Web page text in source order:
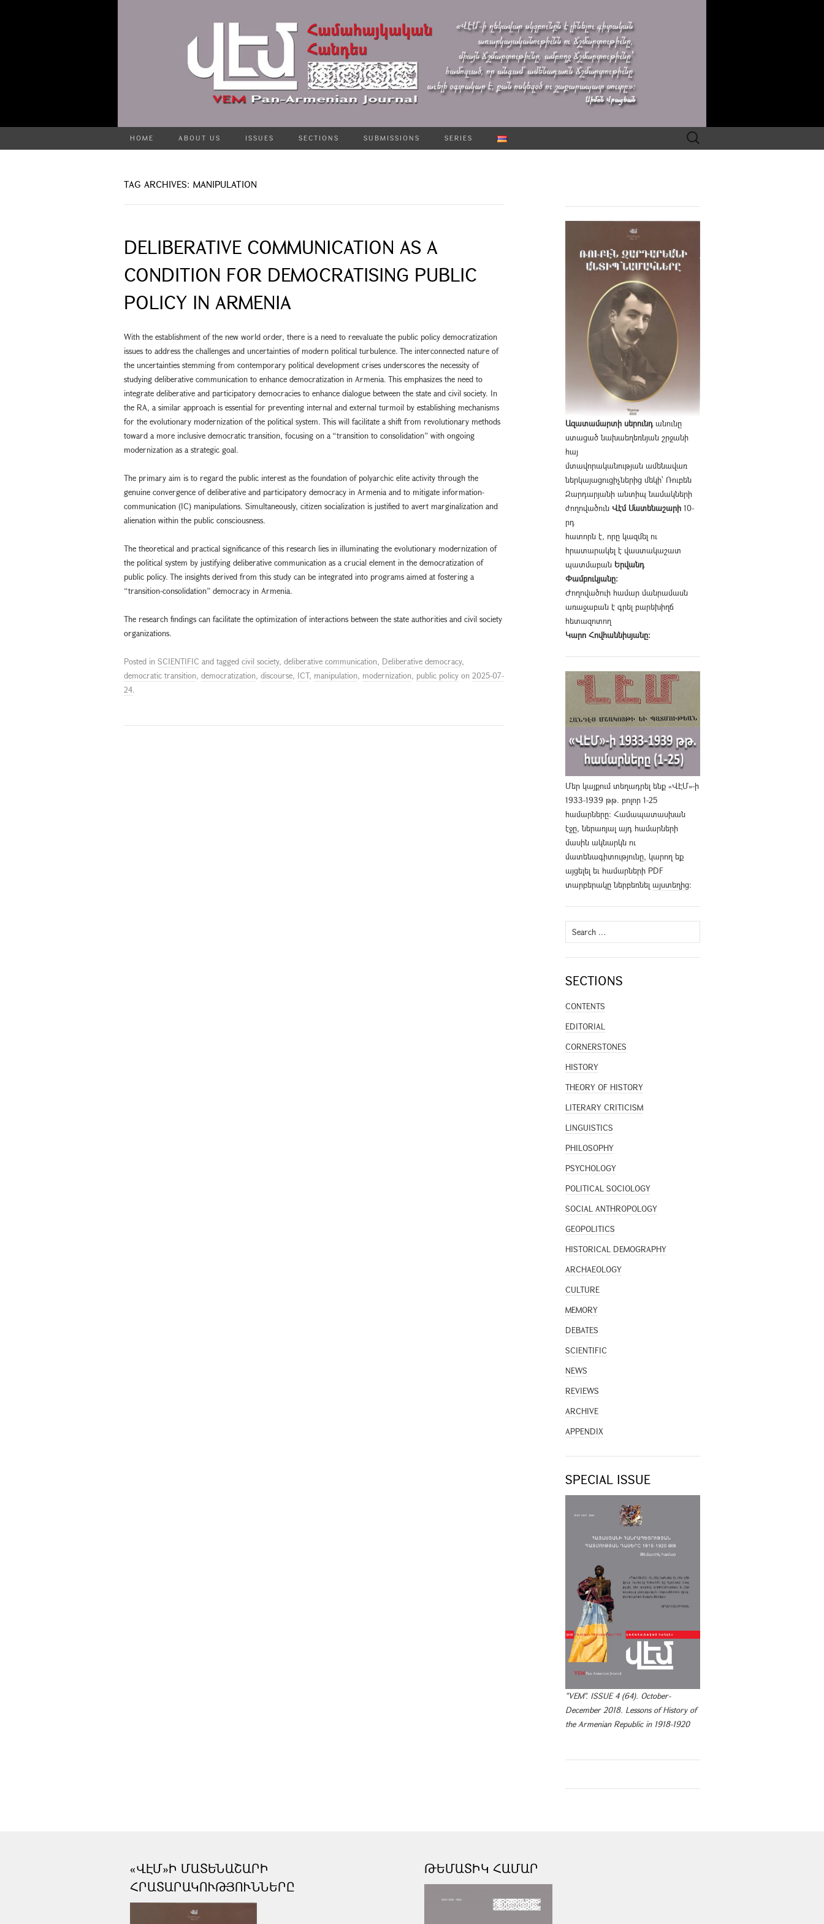
HOME ABOUT US ISSUES SECTIONS SUBMISSIONS SERIES
Search
for:
TAG ARCHIVES: MANIPULATION
DELIBERATIVE COMMUNICATION AS A
CONDITION FOR DEMOCRATISING PUBLIC
POLICY IN ARMENIA
With the establishment of the new world order, there is a need to reevaluate the public policy democratization
issues to address the challenges and uncertainties of modern political turbulence. The interconnected nature of
the uncertainties stemming from contemporary political development crises underscores the necessity of
studying deliberative communication to enhance democratization in Armenia. This emphasizes the need to
integrate deliberative and participatory democracies to enhance dialogue between the state and civil society. In
the RA, a similar approach is essential for preventing internal and external turmoil by establishing mechanisms
for the evolutionary modernization of the political system. This will facilitate a shift from revolutionary methods
toward a more inclusive democratic transition, focusing on a “transition to consolidation” with ongoing
modernization as a strategic goal.
The primary aim is to regard the public interest as the foundation of polyarchic elite activity through the
genuine convergence of deliberative and participatory democracy in Armenia and to mitigate information-
communication (IC) manipulations. Simultaneously, citizen socialization is justified to avert marginalization and
alienation within the public consciousness.
The theoretical and practical significance of this research lies in illuminating the evolutionary modernization of
the political system by justifying deliberative communication as a crucial element in the democratization of
public policy. The insights derived from this study can be integrated into programs aimed at fostering a
“transition-consolidation” democracy in Armenia.
The research findings can facilitate the optimization of interactions between the state authorities and civil society
organizations.
Posted in SCIENTIFIC and tagged civil society, deliberative communication, Deliberative democracy,
democratic transition, democratization, discourse, ICT, manipulation, modernization, public policy on 2025-07-
24.
Ազատամարտի սերունդանունը
ստացած նախաեղեռնյան շրջանի
հայ
մտավորականության ամենավառ
ներկայացուցիչներից մեկի՝ Ռուբեն
Զարդարյանի անտիպ նամակների
ժողովածուն Վէմ Մատենաշարի 10-
րդ
հատորն է, որը կազմել ու
հրատարակել է վաստակաշատ
պատմաբան Երվանդ
Փամբուկյանը։
Ժողովածուի համար մանրամասն
առաջաբան է գրել բարեխիղճ
հետազոտող
Կարո Հովհաննիսյանը։
Մեր կայքում տեղադրել ենք «ՎԷՄ»-ի
1933-1939 թթ. բոլոր 1-25
համարները։ Համապատասխան
էջը, ներառյալ այդ համարների
մասին ակնարկն ու
մատենագիտությունը, կարող եք
այցելել եւ համարների PDF
տարբերակը ներբեռնել այստեղից։
Search
for:
SECTIONS
CONTENTS
EDITORIAL
CORNERSTONES
HISTORY
THEORY OF HISTORY
LITERARY CRITICISM
LINGUISTICS
PHILOSOPHY
PSYCHOLOGY
POLITICAL SOCIOLOGY
SOCIAL ANTHROPOLOGY
GEOPOLITICS
HISTORICAL DEMOGRAPHY
ARCHAEOLOGY
CULTURE
MEMORY
DEBATES
SCIENTIFIC
NEWS
REVIEWS
ARCHIVE
APPENDIX
SPECIAL ISSUE
"VEM". ISSUE 4 (64). October-
December 2018. Lessons of History of
the Armenian Republic in 1918-1920
«ՎԷՄ»Ի ՄԱՏԵՆԱՇԱՐԻ
ՀՐԱՏԱՐԱԿՈՒԹՅՈՒՆՆԵՐԸ
ԹԵՄԱՏԻԿ ՀԱՄԱՐ